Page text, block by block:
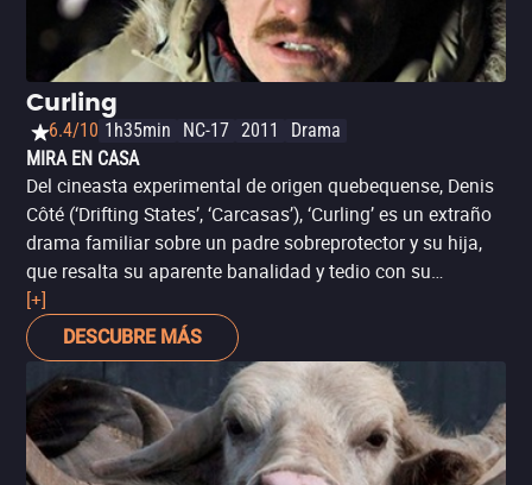
Curling
6.4/10 1h35min NC-17 2011
Drama
MIRA EN CASA
Del cineasta experimental de origen quebequense, Denis
Côté (‘Drifting States’, ‘Carcasas’), ‘Curling’ es un extraño
drama familiar sobre un padre sobreprotector y su hija,
que resalta su aparente banalidad y tedio con su
fotografía naturalista, que con su ambigua trama
crecientemente perturbadora nos transmite una
sensación de intranquilidad. Un extraño misterio al estilo
de ‘Fargo’ o incluso ‘Psicosis’ que se desenvuelve a fuego
lento, lo que sin duda pondrá a prueba la paciencia de
muchos. Película ganadora de los premios a mejor
director y mejor actor en el Festival de Cine de Locarno
[+]
DESCUBRE MÁS